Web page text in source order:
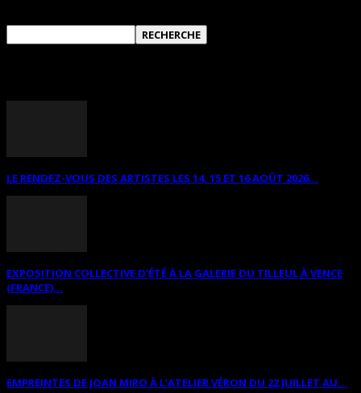
LE RENDEZ-VOUS DES ARTISTES LES 14, 15 ET 16 AOÛT 2026...
EXPOSITION COLLECTIVE D’ÉTÉ À LA GALERIE DU TILLEUL À VENCE
(FRANCE)...
EMPREINTES DE JOAN MIRO À L’ATELIER VÉRON DU 22 JUILLET AU...